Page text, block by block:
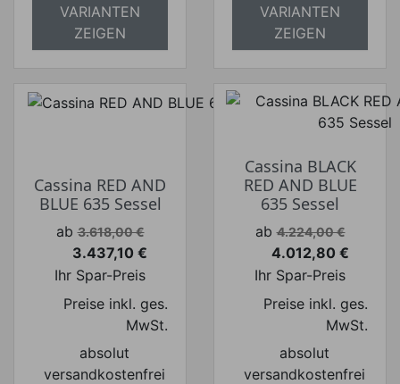
VARIANTEN
ZEIGEN
VARIANTEN
ZEIGEN
Cassina RED AND
BLUE 635 Sessel
Verkaufspreis
ab 3.618,00 €
Preis
3.437,10 €
Ihr Spar-Preis
Preise inkl. ges.
MwSt.
absolut
versandkostenfrei
Cassina BLACK
RED AND BLUE
635 Sessel
Verkaufspreis
ab 4.224,00 €
Preis
4.012,80 €
Ihr Spar-Preis
Preise inkl. ges.
MwSt.
absolut
versandkostenfrei